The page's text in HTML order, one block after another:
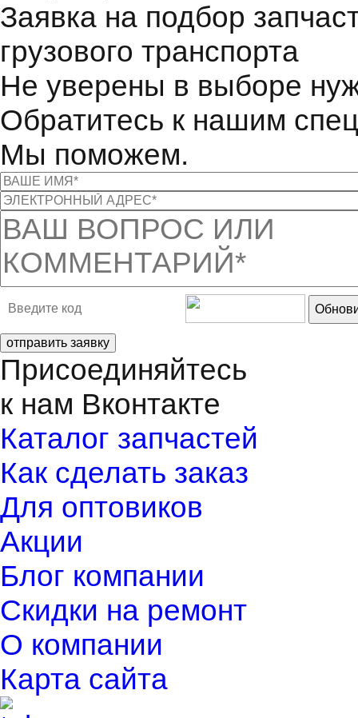
Заявка на подбор
грузового транспорта
Не уверены в выборе
Обратитесь к нашим
Мы поможем.
отправить заявку
Присоединяйтесь
к нам Вконтакте
Каталог запчастей
Как сделать заказ
Для оптовиков
Акции
Блог компании
Скидки на ремонт
О компании
Карта сайта